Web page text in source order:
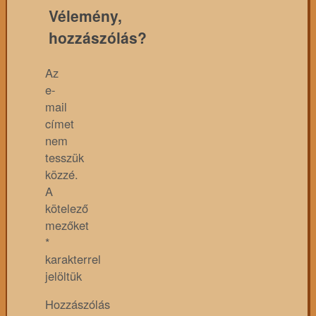
Vélemény,
hozzászólás?
Az
e-
mail
címet
nem
tesszük
közzé.
A
kötelező
mezőket
*
karakterrel
jelöltük
Hozzászólás